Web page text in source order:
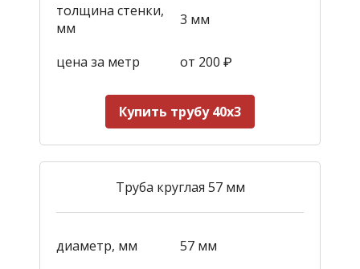
толщина стенки,
мм
3 мм
цена за метр от 200 ₽
Купить трубу 40х3
Труба круглая 57 мм
диаметр, мм
57 мм